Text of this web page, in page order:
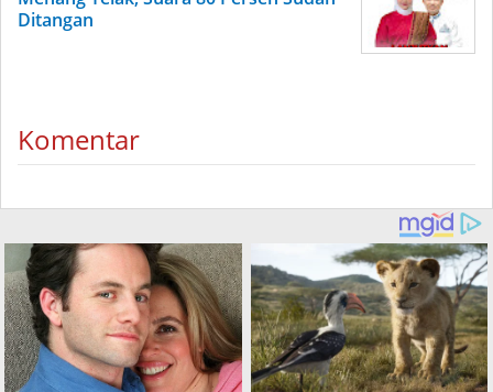
Ditangan
Komentar